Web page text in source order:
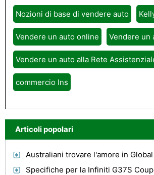
Nozioni di base di vendere auto
Vendere un auto online Vendere un
Vendere un auto alla Rete
commercio Ins
Articoli popolari
Australiani trovare l'amore in
Specifiche per la Infiniti G37S